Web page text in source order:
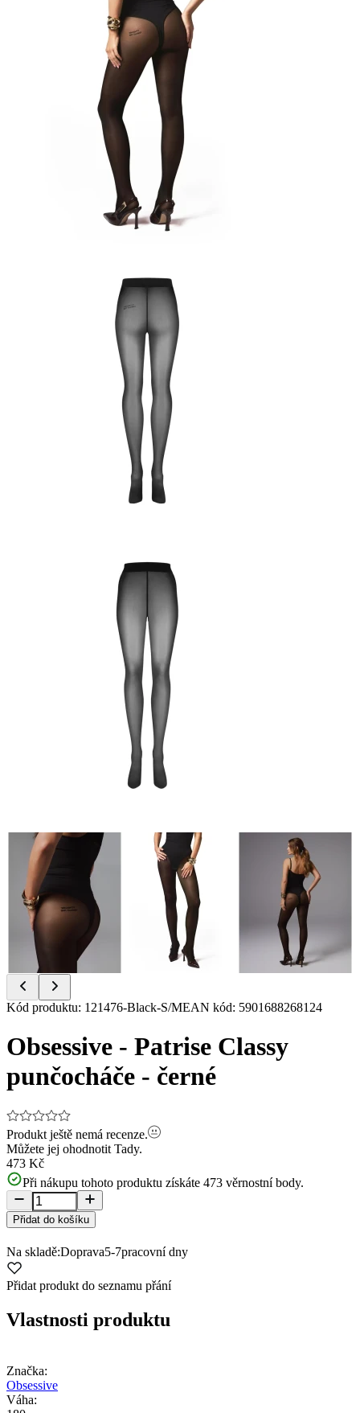
Item
of
6
Kód produktu: 121476-Black-S/MEAN kód: 5901688268124
Obsessive - Patrise Classy
punčocháče - černé
Produkt ještě nemá recenze.
Můžete jej ohodnotit Tady.
473 Kč
Při nákupu tohoto produktu získáte 473 věrnostní body.
Přidat do košíku
Na skladě:Doprava5-7pracovní dny
Přidat produkt do seznamu přání
Vlastnosti produktu
Značka:
Obsessive
Váha: